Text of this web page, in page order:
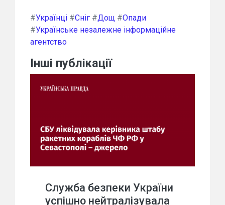
#Українці #Сніг #Дощ #Опади
#Українське незалежне інформаційне
агентство
Інші публікації
Служба безпеки України
успішно нейтралізувала